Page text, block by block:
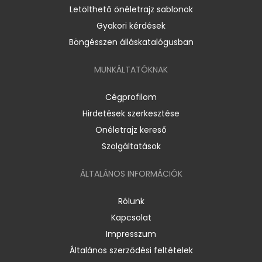
Letölthető önéletrajz sablonok
Gyakori kérdések
Böngésszen álláskatalógusban
MUNKÁLTATÓKNAK
Cégprofilom
Hirdetések szerkesztése
Önéletrajz kereső
Szolgáltatások
ÁLTALÁNOS INFORMÁCIÓK
Rólunk
Kapcsolat
Impresszum
Általános szerződési feltételek